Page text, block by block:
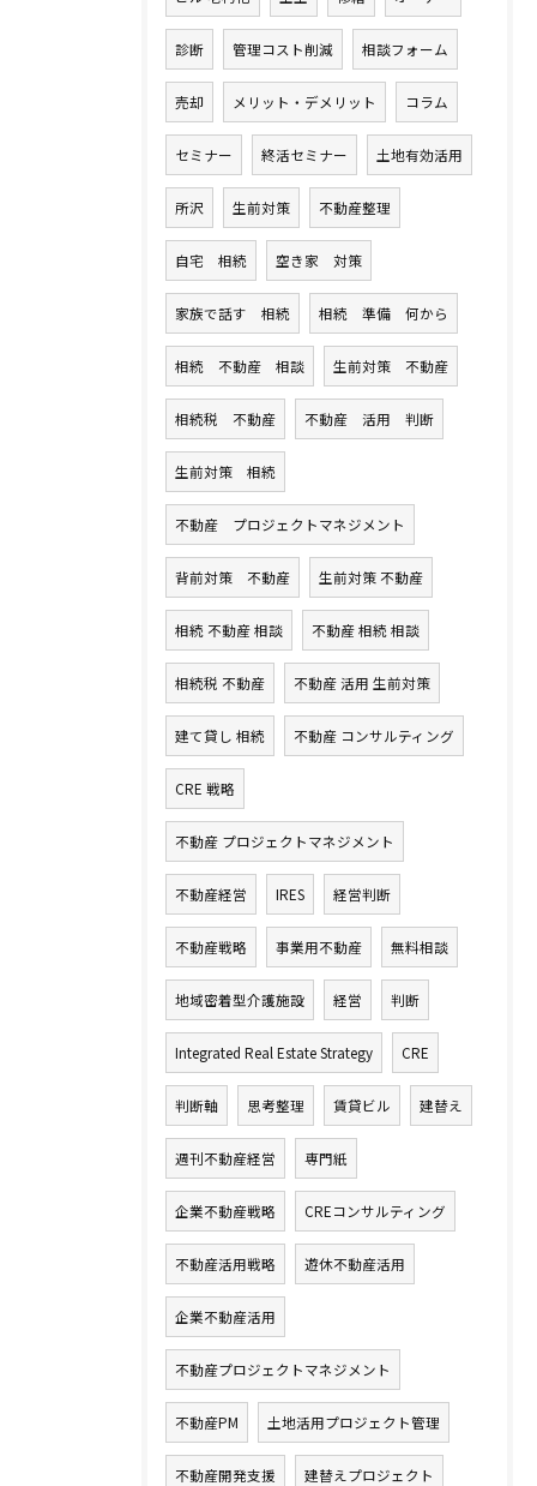
診断 管理コスト削減 相談フォーム
売却 メリット・デメリット コラム
セミナー 終活セミナー 土地有効活用
所沢 生前対策 不動産整理
自宅 相続 空き家 対策
家族で話す 相続 相続 準備 何から
相続 不動産 相談 生前対策 不動産
相続税 不動産 不動産 活用 判断
生前対策 相続
不動産 プロジェクトマネジメント
背前対策 不動産 生前対策 不動産
相続 不動産 相談 不動産 相続 相談
相続税 不動産 不動産 活用 生前対策
建て貸し 相続 不動産 コンサルティング
CRE 戦略
不動産 プロジェクトマネジメント
不動産経営 IRES 経営判断
不動産戦略 事業用不動産 無料相談
地域密着型介護施設 経営 判断
Integrated Real Estate Strategy CRE
判断軸 思考整理 賃貸ビル 建替え
週刊不動産経営 専門紙
企業不動産戦略 CREコンサルティング
不動産活用戦略 遊休不動産活用
企業不動産活用
不動産プロジェクトマネジメント
不動産PM 土地活用プロジェクト管理
不動産開発支援 建替えプロジェクト